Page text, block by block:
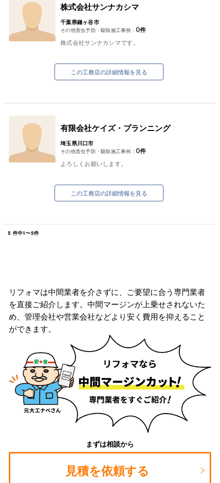
株式会社サンナカシマ
千葉県鎌ヶ谷市
その他害虫予防・駆除施工事例： 0件
株式会社サンナカシマです。
この工務店の詳細情報を見る
有限会社ケイズ・プランニング
埼玉県川口市
その他害虫予防・駆除施工事例： 0件
よろしくお願いします。
この工務店の詳細情報を見る
5 件中1〜5件
リフォマは中間業者を介さずに、ご要望に合う専門業者
を直接ご紹介します。中間マージンが上乗せされないた
め、管理会社や営業会社などより安く費用を抑えること
ができます。
まずは相談から
見積を依頼する